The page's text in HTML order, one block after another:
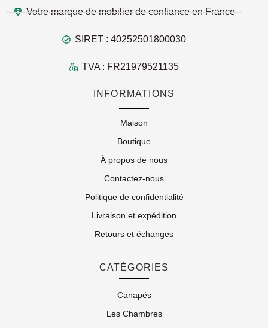
Votre marque de mobilier de confiance en France
SIRET : 40252501800030
TVA : FR21979521135
INFORMATIONS
Maison
Boutique
À propos de nous
Contactez-nous
Politique de confidentialité
Livraison et expédition
Retours et échanges
CATÉGORIES
Canapés
Les Chambres